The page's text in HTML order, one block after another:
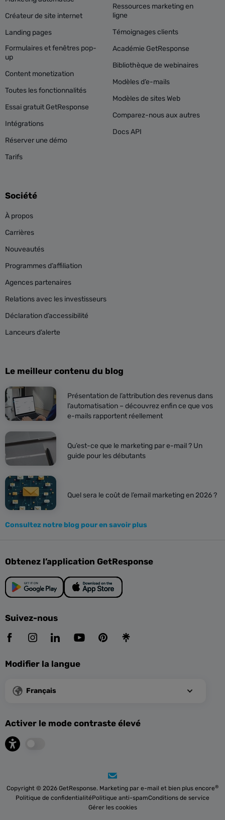
Créateur de site internet
Landing pages
Formulaires et fenêtres pop-
up
Content monetization
Toutes les fonctionnalités
Essai gratuit GetResponse
Intégrations
Réserver une démo
Tarifs
Ressources marketing en
ligne
Témoignages clients
Académie GetResponse
Bibliothèque de webinaires
Modèles d’e-mails
Modèles de sites Web
Comparez-nous aux autres
Docs API
Société
À propos
Carrières
Nouveautés
Programmes d’affiliation
Agences partenaires
Relations avec les investisseurs
Déclaration d’accessibilité
Lanceurs d’alerte
Le meilleur contenu du blog
Présentation de l’attribution des revenus dans
l’automatisation – découvrez enfin ce que vos
e-mails rapportent réellement
Qu’est-ce que le marketing par e-mail ? Un
guide pour les débutants
Quel sera le coût de l’email marketing en 2026 ?
Consultez notre blog pour en savoir plus
Obtenez l’application GetResponse
Suivez-nous
Modifier la langue
Français
Activer le mode contraste élevé
Copyright © 2026 GetResponse. Marketing par e-mail et bien plus encore®
Politique de confidentialitéPolitique anti-spamConditions de service
Gérer les cookies